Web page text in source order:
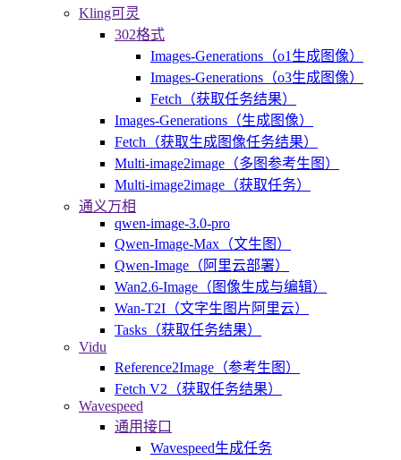
Kling可灵
302格式
Images-Generations（o1生成图像）
Images-Generations（o3生成图像）
Fetch（获取任务结果）
Images-Generations（生成图像）
Fetch（获取生成图像任务结果）
Multi-image2image（多图参考生图）
Multi-image2image（获取任务）
通义万相
qwen-image-3.0-pro
Qwen-Image-Max（文生图）
Qwen-Image（阿里云部署）
Wan2.6-Image（图像生成与编辑）
Wan-T2I（文字生图片阿里云）
Tasks（获取任务结果）
Vidu
Reference2Image（参考生图）
Fetch V2（获取任务结果）
Wavespeed
通用接口
Wavespeed生成任务